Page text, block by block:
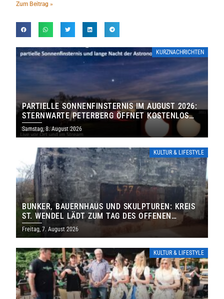
Zum Beitrag »
KURZNACHRICHTEN
PARTIELLE SONNENFINSTERNIS IM AUGUST 2026:
STERNWARTE PETERBERG ÖFFNET KOSTENLOS
IHRE TORE
Samstag, 8. August 2026
KULTUR & LIFESTYLE
BUNKER, BAUERNHAUS UND SKULPTUREN: KREIS
ST. WENDEL LÄDT ZUM TAG DES OFFENEN
DENKMALS EIN
Freitag, 7. August 2026
KULTUR & LIFESTYLE